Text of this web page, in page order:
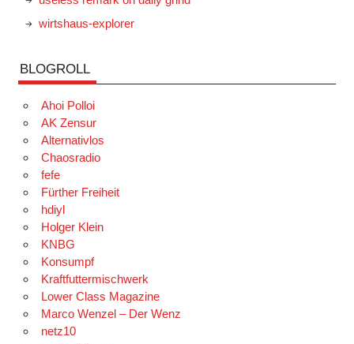
wirtshaus-explorer
BLOGROLL
Ahoi Polloi
AK Zensur
Alternativlos
Chaosradio
fefe
Fürther Freiheit
hdiyl
Holger Klein
KNBG
Konsumpf
Kraftfuttermischwerk
Lower Class Magazine
Marco Wenzel – Der Wenz
netz10